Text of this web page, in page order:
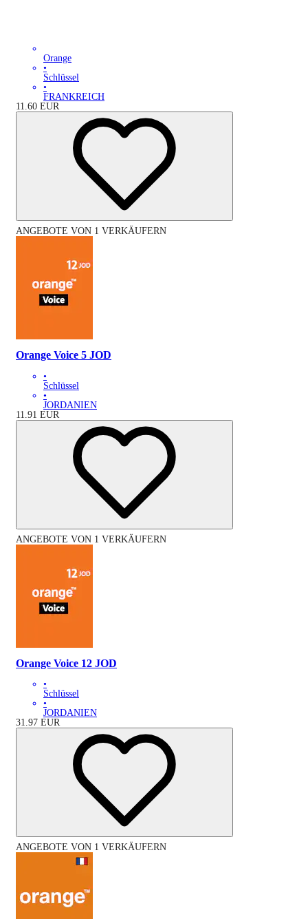
Orange
•
Schlüssel
•
FRANKREICH
11.60 EUR
ANGEBOTE VON 1 VERKÄUFERN
Orange Voice 5 JOD
•
Schlüssel
•
JORDANIEN
11.91 EUR
ANGEBOTE VON 1 VERKÄUFERN
Orange Voice 12 JOD
•
Schlüssel
•
JORDANIEN
31.97 EUR
ANGEBOTE VON 1 VERKÄUFERN